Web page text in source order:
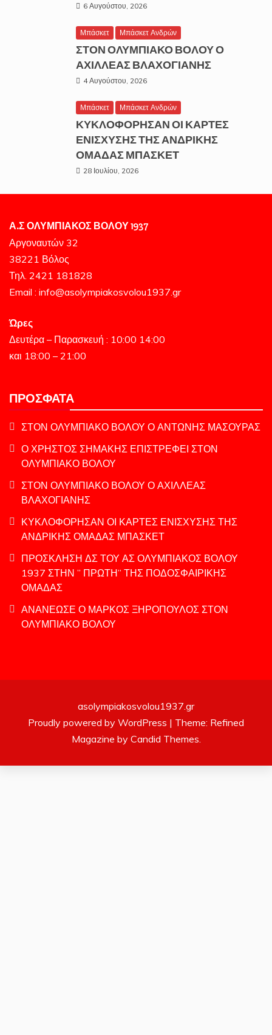
6 Αυγούστου, 2026
Μπάσκετ Μπάσκετ Ανδρών
ΣΤΟΝ ΟΛΥΜΠΙΑΚΟ ΒΟΛΟΥ Ο
ΑΧΙΛΛΕΑΣ ΒΛΑΧΟΓΙΑΝΗΣ
4 Αυγούστου, 2026
Μπάσκετ Μπάσκετ Ανδρών
ΚΥΚΛΟΦΟΡΗΣΑΝ ΟΙ ΚΑΡΤΕΣ
ΕΝΙΣΧΥΣΗΣ ΤΗΣ ΑΝΔΡΙΚΗΣ
ΟΜΑΔΑΣ ΜΠΑΣΚΕΤ
28 Ιουλίου, 2026
Α.Σ ΟΛΥΜΠΙΑΚΟΣ ΒΟΛΟΥ 1937
Αργοναυτών 32
38221 Βόλος
Τηλ. 2421 181828
Email : info@asolympiakosvolou1937.gr
Ώρες
Δευτέρα – Παρασκευή : 10:00 14:00
και 18:00 – 21:00
ΠΡΌΣΦΑΤΑ
ΣΤΟΝ ΟΛΥΜΠΙΑΚΟ ΒΟΛΟΥ Ο ΑΝΤΩΝΗΣ ΜΑΣΟΥΡΑΣ
Ο ΧΡΗΣΤΟΣ ΣΗΜΑΚΗΣ ΕΠΙΣΤΡΕΦΕΙ ΣΤΟΝ
ΟΛΥΜΠΙΑΚΟ ΒΟΛΟΥ
ΣΤΟΝ ΟΛΥΜΠΙΑΚΟ ΒΟΛΟΥ Ο ΑΧΙΛΛΕΑΣ
ΒΛΑΧΟΓΙΑΝΗΣ
ΚΥΚΛΟΦΟΡΗΣΑΝ ΟΙ ΚΑΡΤΕΣ ΕΝΙΣΧΥΣΗΣ ΤΗΣ
ΑΝΔΡΙΚΗΣ ΟΜΑΔΑΣ ΜΠΑΣΚΕΤ
ΠΡΟΣΚΛΗΣΗ ΔΣ ΤΟΥ ΑΣ ΟΛΥΜΠΙΑΚΟΣ ΒΟΛΟΥ
1937 ΣΤΗΝ ” ΠΡΩΤΗ” ΤΗΣ ΠΟΔΟΣΦΑΙΡΙΚΗΣ
ΟΜΑΔΑΣ
ΑΝΑΝΕΩΣΕ Ο ΜΑΡΚΟΣ ΞΗΡΟΠΟΥΛΟΣ ΣΤΟΝ
ΟΛΥΜΠΙΑΚΟ ΒΟΛΟΥ
asolympiakosvolou1937.gr
Proudly powered by WordPress | Theme: Refined
Magazine by Candid Themes